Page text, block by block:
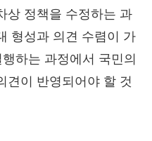
상 정책을 수정하는 과
형성과 의견 수렴이 가
하는 과정에서 국민의
견이 반영되어야 할 것